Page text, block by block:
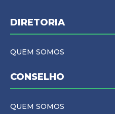
DIRETORIA
QUEM SOMOS
CONSELHO
QUEM SOMOS